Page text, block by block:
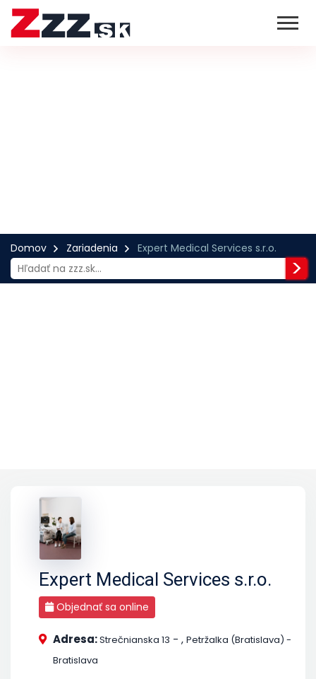
Domov Zariadenia Expert Medical Services s.r.o.
Expert Medical Services s.r.o.
Objednať sa online
Adresa:Strečnianska 13 - , Petržalka (Bratislava) -
Bratislava